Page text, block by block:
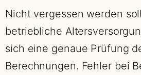
Nicht vergessen werden
betriebliche
sich eine genaue Prüfung
Berechnungen. Fehler bei